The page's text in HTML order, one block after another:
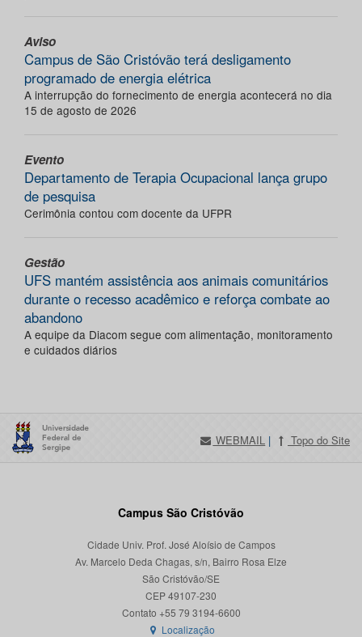
Aviso
Campus de São Cristóvão terá desligamento
programado de energia elétrica
A interrupção do fornecimento de energia acontecerá no dia
15 de agosto de 2026
Evento
Departamento de Terapia Ocupacional lança grupo
de pesquisa
Cerimônia contou com docente da UFPR
Gestão
UFS mantém assistência aos animais comunitários
durante o recesso acadêmico e reforça combate ao
abandono
A equipe da Diacom segue com alimentação, monitoramento
e cuidados diários
WEBMAIL | Topo do Site
Campus São Cristóvão
Cidade Univ. Prof. José Aloísio de Campos
Av. Marcelo Deda Chagas, s/n, Bairro Rosa Elze
São Cristóvão/SE
CEP 49107-230
Localização